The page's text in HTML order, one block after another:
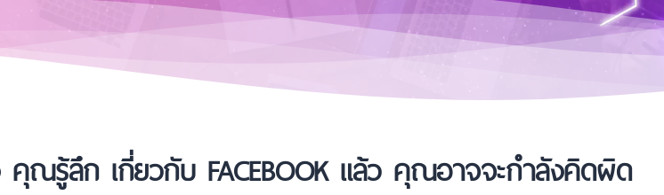
รู้ลึก เกี่ยวกับ FACEBOOK แล้ว คุณอาจจะกำลังคิดผิด